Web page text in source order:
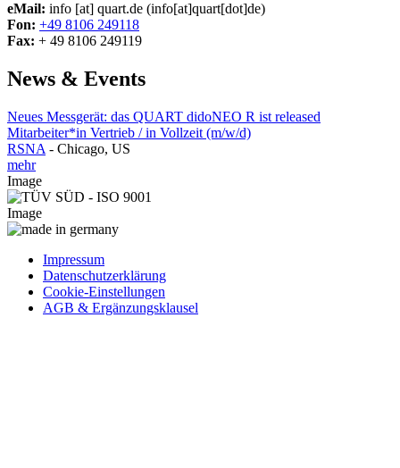
eMail: info [at] quart.de (info[at]quart[dot]de)
Fon: +49 8106 249118
Fax: + 49 8106 249119
News & Events
Neues Messgerät: das QUART didoNEO R ist released
Mitarbeiter*in Vertrieb / in Vollzeit (m/w/d)
RSNA - Chicago, US
mehr
Image
Image
Impressum
Datenschutzerklärung
Cookie-Einstellungen
AGB & Ergänzungsklausel